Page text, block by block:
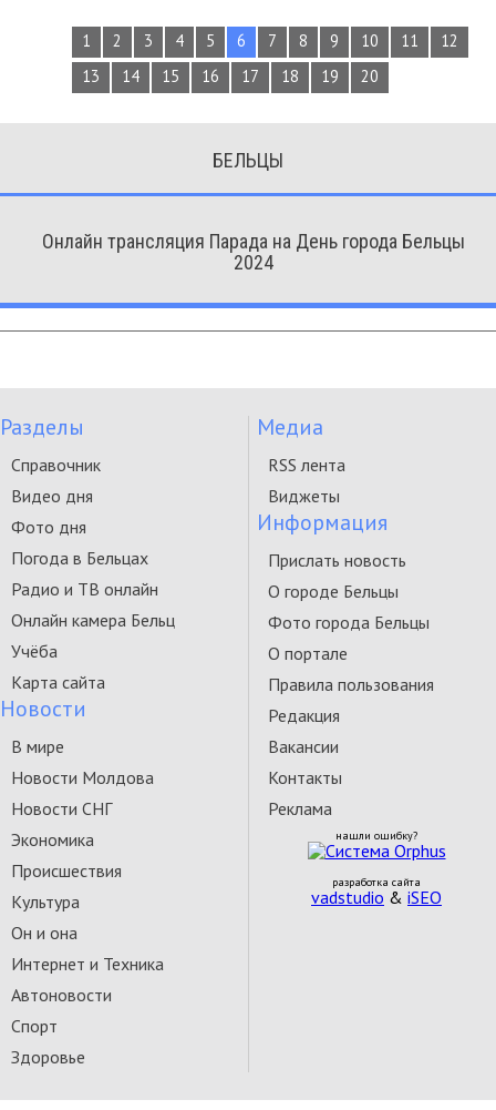
1 2 3 4 5 6 7 8 9 10 11
12
13
14 15 16 17 18 19 20
БЕЛЬЦЫ
Онлайн трансляция Парада на День города Бельцы
2024
Разделы
Справочник
Видео дня
Фото дня
Погода в Бельцах
Радио и ТВ онлайн
Онлайн камера Бельц
Учёба
Карта сайта
Новости
В мире
Новости Молдова
Новости СНГ
Экономика
Происшествия
Культура
Он и она
Интернет и Техника
Автоновости
Спорт
Здоровье
Медиа
RSS лента
Виджеты
Информация
Прислать новость
О городе Бельцы
Фото города Бельцы
О портале
Правила пользования
Редакция
Вакансии
Контакты
Реклама
нашли ошибку?
разработка сайта
vadstudio & iSEO